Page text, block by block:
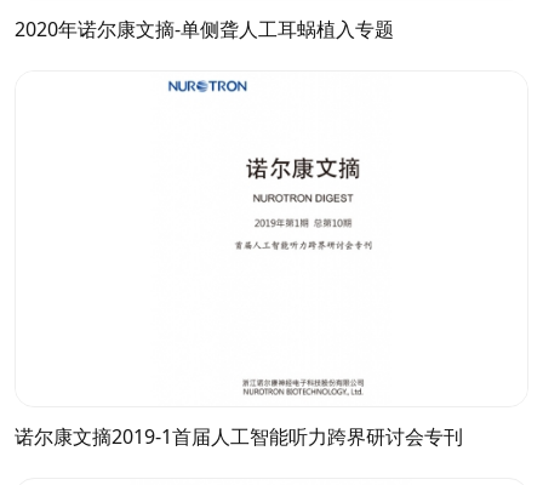
2020年诺尔康文摘-单侧聋人工耳蜗植入专题
诺尔康文摘2019-1首届人工智能听力跨界研讨会专刊